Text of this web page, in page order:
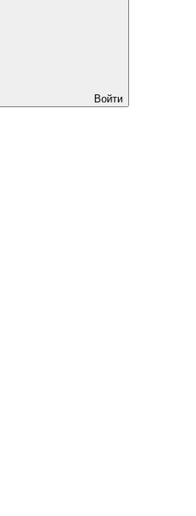
Войти